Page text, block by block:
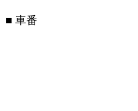
■ 車番